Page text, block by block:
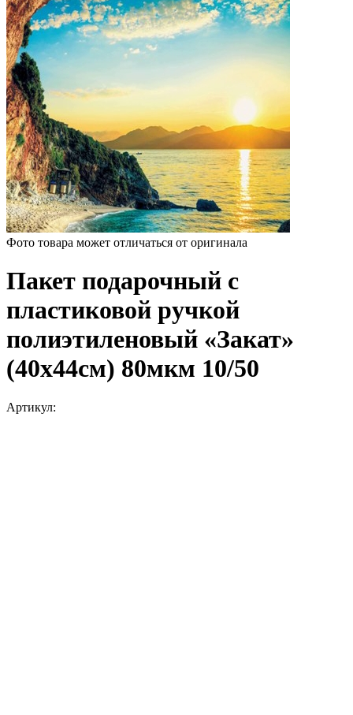
Фото товара может отличаться от оригинала
Пакет подарочный с
пластиковой ручкой
полиэтиленовый «Закат»
(40х44см) 80мкм 10/50
Артикул: